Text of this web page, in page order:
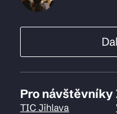
Pro návštěvníky
TIC Jihlava